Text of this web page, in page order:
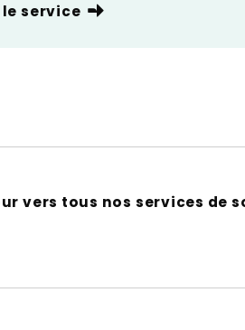
service
vers tous nos services de